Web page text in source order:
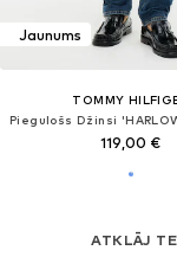
Jaunums
TOMMY
119,00 €
ATKLĀJ